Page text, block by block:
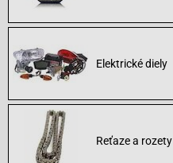
Elektrické diely
Reťaze a rozety